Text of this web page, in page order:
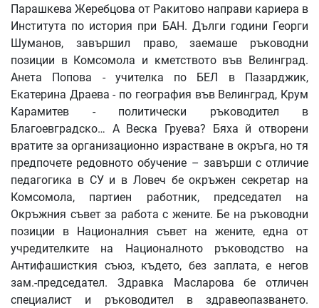
Парашкева Жеребцова от Ракитово направи кариера в
Института по история при БАН. Дълги години Георги
Шуманов, завършил право, заемаше ръководни
позиции в Комсомола и кметството във Велинград.
Анета Попова - учителка по БЕЛ в Пазарджик,
Екатерина Драева - по география във Велинград, Крум
Карамитев - политически ръководител в
Благоевградско… А Веска Груева? Бяха й отворени
вратите за организационно израстване в окръга, но тя
предпочете редовното обучение – завърши с отличие
педагогика в СУ и в Ловеч бе окръжен секретар на
Комсомола, партиен работник, председател на
Окръжния съвет за работа с жените. Бе на ръководни
позиции в Националния съвет на жените, една от
учредителките на Националното ръководство на
Антифашисткия съюз, където, без заплата, е негов
зам.-председател. Здравка Масларова бе отличен
специалист и ръководител в здравеопазването.